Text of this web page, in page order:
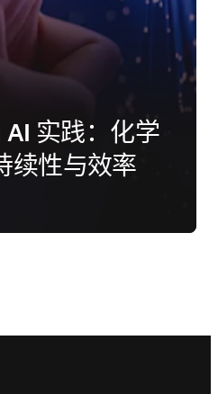
实践：化学
续性与效率